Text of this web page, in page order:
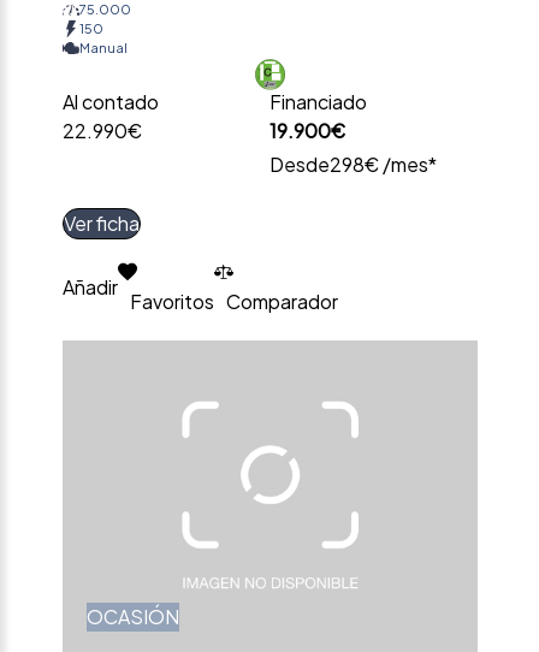
75.000
150
Manual
Al contado
22.990€
Financiado
19.900€
Desde298€ /mes*
Ver ficha
Añadir
Favoritos Comparador
OCASIÓN